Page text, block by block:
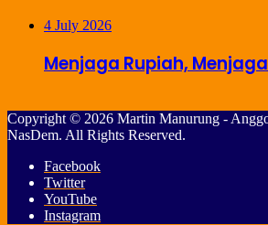
4 July 2026
Menjaga Rupiah,
Copyright © 2026 Martin Manurung -
NasDem. All Rights Reserved.
Facebook
Twitter
YouTube
Instagram